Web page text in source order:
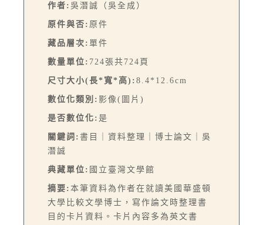
作者: 吳潛誠（吳全成）
原件與否: 原件
藏品層次: 單件
數量單位: 724張共724頁
尺寸大小(長*寬*高): 8.4*12.6cm
數位化類別: 影像(圖片)
是否數位化: 是
關鍵詞: 書目｜資料整理｜博士論文｜吳
潛誠
典藏單位: 國立臺灣文學館
摘要: 本筆資料為作者在就讀美國華盛頓
大學比較文學博士，寫作論文時整理書
目的卡片資料。卡片內容多為英文書